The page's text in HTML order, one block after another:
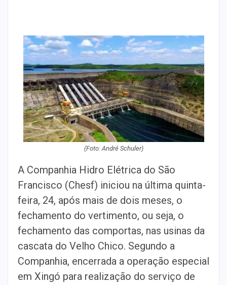
(Foto: André Schuler)
A Companhia Hidro Elétrica do São
Francisco (Chesf) iniciou na última quinta-
feira, 24, após mais de dois meses, o
fechamento do vertimento, ou seja, o
fechamento das comportas, nas usinas da
cascata do Velho Chico. Segundo a
Companhia, encerrada a operação especial
em Xingó para realização do serviço de